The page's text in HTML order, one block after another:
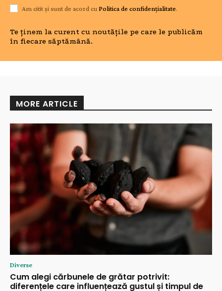
Am citit și sunt de acord cu Politica de confidențialitate.
Te ținem la curent cu noutățile pe care le publicăm
în fiecare săptămână.
MORE ARTICLE
Diverse
Cum alegi cărbunele de grătar potrivit:
diferențele care influențează gustul și timpul de